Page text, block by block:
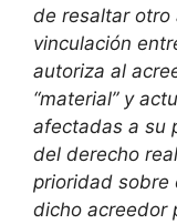
de resaltar otro
vinculación
autoriza al
“material” y
afectadas a su
del derecho
prioridad sobre
dicho acreedor